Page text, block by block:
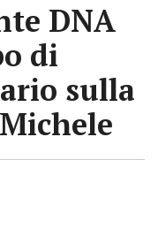
DNA
di
sulla